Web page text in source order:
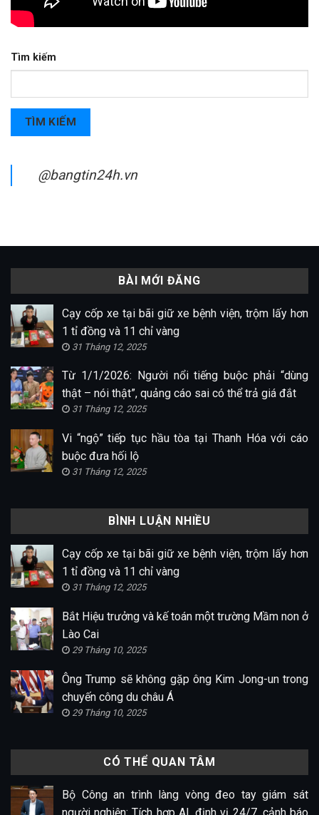
Tìm kiếm
TÌM KIẾM
@bangtin24h.vn
BÀI MỚI ĐĂNG
Cạy cốp xe tại bãi giữ xe bệnh viện, trộm lấy hơn
1 tỉ đồng và 11 chỉ vàng
31 Tháng 12, 2025
Từ 1/1/2026: Người nổi tiếng buộc phải “dùng
thật – nói thật”, quảng cáo sai có thể trả giá đắt
31 Tháng 12, 2025
Vi “ngộ” tiếp tục hầu tòa tại Thanh Hóa với cáo
buộc đưa hối lộ
31 Tháng 12, 2025
BÌNH LUẬN NHIỀU
Cạy cốp xe tại bãi giữ xe bệnh viện, trộm lấy hơn
1 tỉ đồng và 11 chỉ vàng
31 Tháng 12, 2025
Bắt Hiệu trưởng và kế toán một trường Mầm non ở
Lào Cai
29 Tháng 10, 2025
Ông Trump sẽ không gặp ông Kim Jong-un trong
chuyến công du châu Á
29 Tháng 10, 2025
CÓ THỂ QUAN TÂM
Bộ Công an trình làng vòng đeo tay giám sát